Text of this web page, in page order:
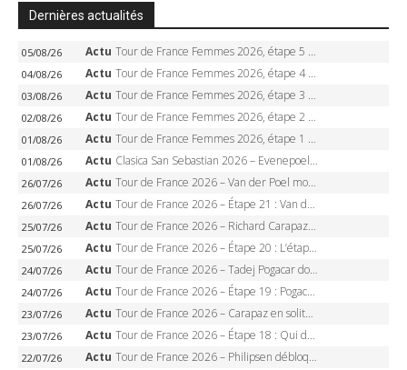
Dernières actualités
05/08/26 Actu Tour de France Femmes 2026, étape 5 – Demi Vollering gagne à Belleville, Reusser en jaune, Ferrand-Prévot coule
04/08/26 Actu Tour de France Femmes 2026, étape 4 – Marlen Reusser écrase le chrono, Ferrand-Prévot en crise
03/08/26 Actu Tour de France Femmes 2026, étape 3 – Sigrid Haugset en solitaire, 88 km d’échappée, maillot jaune
02/08/26 Actu Tour de France Femmes 2026, étape 2 – Lorena Wiebes doublé à Genève, Markus héroïque, 7e record
01/08/26 Actu Tour de France Femmes 2026, étape 1 – Lorena Wiebes intouchable à Lausanne, premier maillot jaune
01/08/26 Actu Clasica San Sebastian 2026 – Evenepoel recordman, 4e victoire, Carapaz battu au sprint
26/07/26 Actu Tour de France 2026 – Van der Poel monumental à Paris, Pogacar égale le record des cinq sacres
26/07/26 Actu Tour de France 2026 – Étape 21 : Van der Poel, Pogacar, qui succédera à Wout van Aert sur les Champs-Elysées ?
25/07/26 Actu Tour de France 2026 – Richard Carapaz roi des Alpes, doublé et maillot à pois, Seixas perd le podium
25/07/26 Actu Tour de France 2026 – Étape 20 : L’étape reine, Galibier, Sarenne, Alpe d’Huez, qui succédera à Pogacar ?
24/07/26 Actu Tour de France 2026 – Tadej Pogacar dompte l’Alpe d’Huez, 5e victoire, record de Pantani pulvérisé
24/07/26 Actu Tour de France 2026 – Étape 19 : Pogacar peut-il enfin dompter l’Alpe d’Huez ?
23/07/26 Actu Tour de France 2026 – Carapaz en solitaire à Orcières-Merlette, Paret-Peintre à un point du maillot à pois
23/07/26 Actu Tour de France 2026 – Étape 18 : Qui domptera Orcières-Merlette, première marche vers l’Alpe d’Huez ?
22/07/26 Actu Tour de France 2026 – Philipsen débloque son compteur à Voiron, Pedersen en danger pour le maillot vert